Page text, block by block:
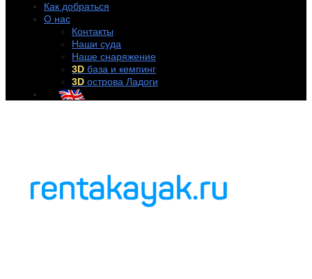
Как добраться
О нас
Контакты
Наши суда
Наше снаряжение
3D база и кемпинг
3D острова Ладоги